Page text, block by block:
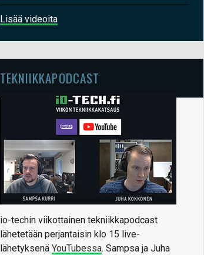
Lisää videoita
TEKNIIKKAPODCAST
io-techin viikottainen tekniikkapodcast
lähetetään perjantaisin klo 15 live-
lähetyksenä YouTubessa. Sampsa ja Juha